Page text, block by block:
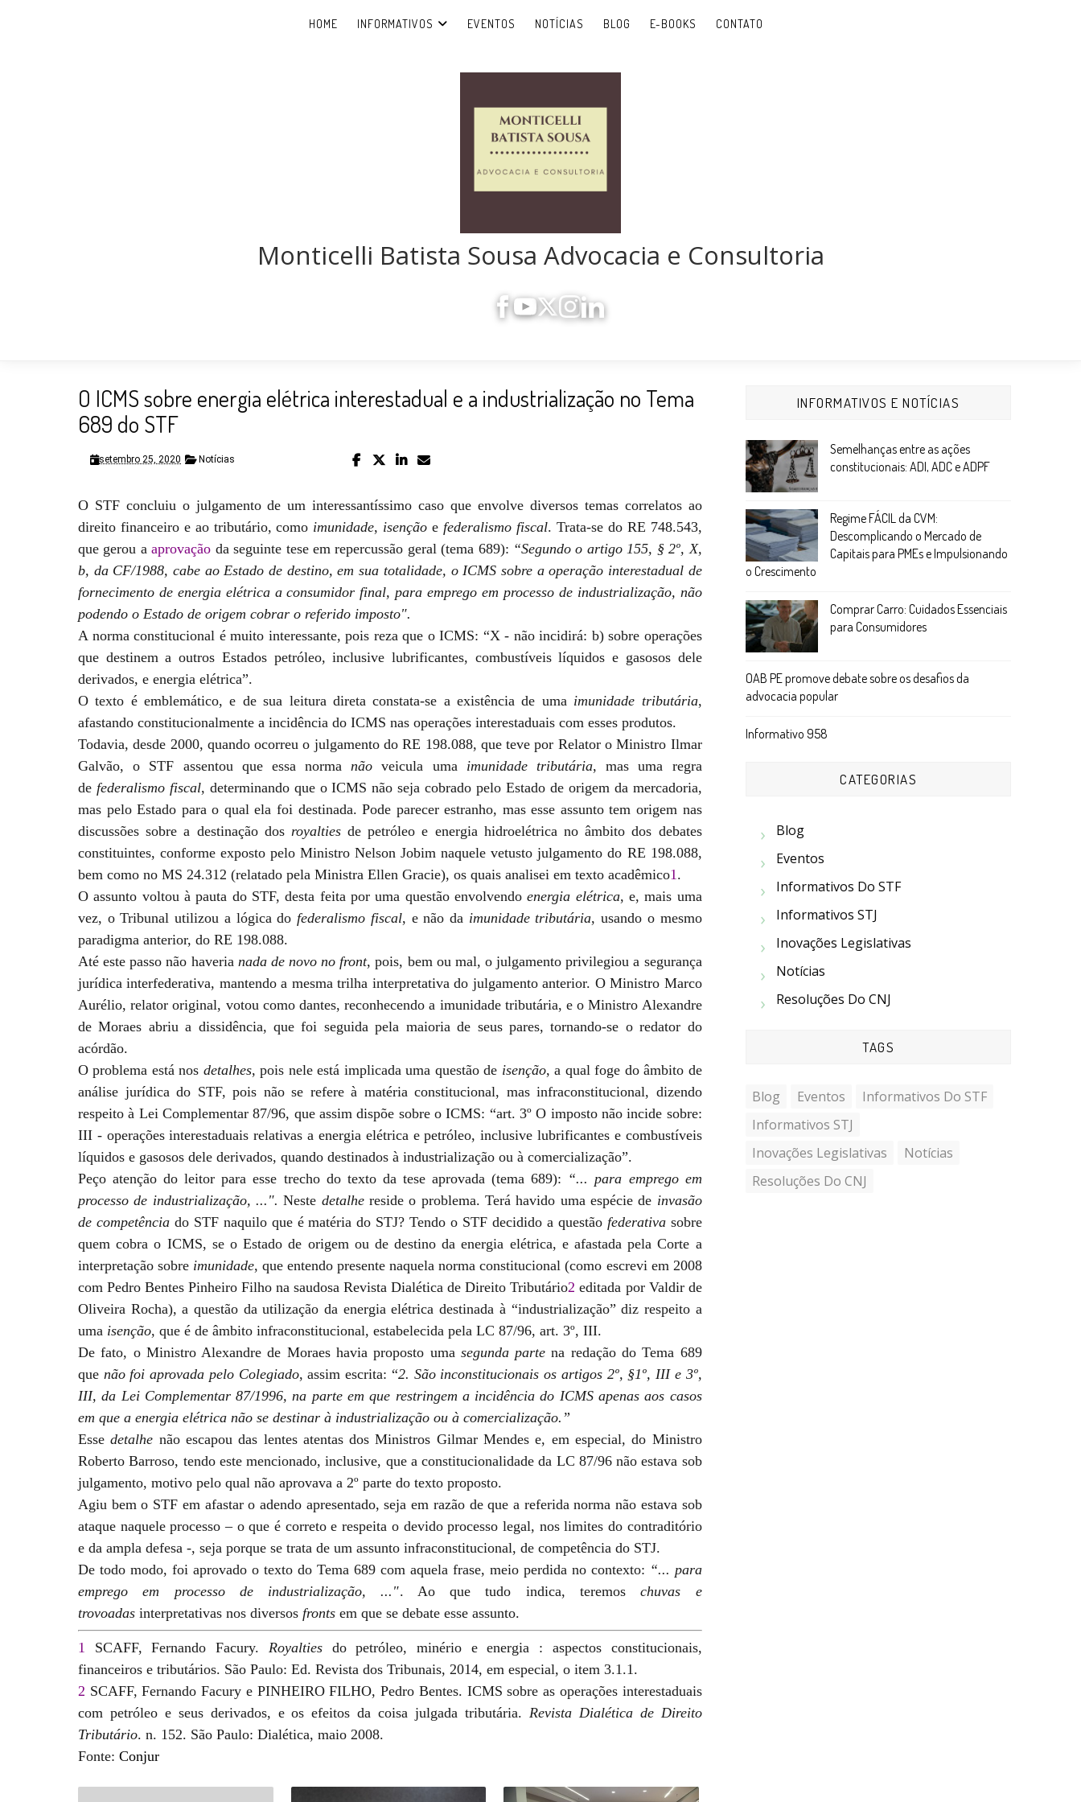
HOME INFORMATIVOS EVENTOS NOTÍCIAS BLOG E-BOOKS CONTATO
Monticelli Batista Sousa Advocacia e Consultoria
O ICMS sobre energia elétrica interestadual e a industrialização no Tema
689 do STF
setembro 25, 2020 Notícias
O STF concluiu o julgamento de um interessantíssimo caso que envolve diversos temas correlatos ao
direito financeiro e ao tributário, como imunidade, isenção e federalismo fiscal. Trata-se do RE 748.543,
que gerou a aprovação da seguinte tese em repercussão geral (tema 689): “Segundo o artigo 155, § 2º, X,
b, da CF/1988, cabe ao Estado de destino, em sua totalidade, o ICMS sobre a operação interestadual de
fornecimento de energia elétrica a consumidor final, para emprego em processo de industrialização, não
podendo o Estado de origem cobrar o referido imposto".
A norma constitucional é muito interessante, pois reza que o ICMS: “X - não incidirá: b) sobre operações
que destinem a outros Estados petróleo, inclusive lubrificantes, combustíveis líquidos e gasosos dele
derivados, e energia elétrica”.
O texto é emblemático, e de sua leitura direta constata-se a existência de uma imunidade tributária,
afastando constitucionalmente a incidência do ICMS nas operações interestaduais com esses produtos.
Todavia, desde 2000, quando ocorreu o julgamento do RE 198.088, que teve por Relator o Ministro Ilmar
Galvão, o STF assentou que essa normanão veicula uma imunidade tributária, mas uma regra
de federalismo fiscal, determinando que o ICMS não seja cobrado pelo Estado de origem da mercadoria,
mas pelo Estado para o qual ela foi destinada. Pode parecer estranho, mas esse assunto tem origem nas
discussões sobre a destinação dos royaltiesde petróleo e energia hidroelétrica no âmbito dos debates
constituintes, conforme exposto pelo Ministro Nelson Jobim naquele vetusto julgamento do RE 198.088,
bem como no MS 24.312 (relatado pela Ministra Ellen Gracie), os quais analisei em texto acadêmico1.
O assunto voltou à pauta do STF, desta feita por uma questão envolvendoenergia elétrica, e, mais uma
vez, o Tribunal utilizou a lógica do federalismo fiscal, e não da imunidade tributária, usando o mesmo
paradigma anterior, do RE 198.088.
Até este passo não haveria nada de novo no front, pois, bem ou mal, o julgamento privilegiou a segurança
jurídica interfederativa, mantendo a mesma trilha interpretativa do julgamento anterior. O Ministro Marco
Aurélio, relator original, votou como dantes, reconhecendo a imunidade tributária, e o Ministro Alexandre
de Moraes abriu a dissidência, que foi seguida pela maioria de seus pares, tornando-se o redator do
acórdão.
O problema está nos detalhes, pois nele está implicada uma questão de isenção, a qual foge do âmbito de
análise jurídica do STF, pois não se refere à matéria constitucional, mas infraconstitucional, dizendo
respeito à Lei Complementar 87/96, que assim dispõe sobre o ICMS: “art. 3º O imposto não incide sobre:
III - operações interestaduais relativas a energia elétrica e petróleo, inclusive lubrificantes e combustíveis
líquidos e gasosos dele derivados, quando destinados à industrialização ou à comercialização”.
Peço atenção do leitor para esse trecho do texto da tese aprovada (tema 689): “... para emprego em
processo de industrialização, ...". Neste detalhereside o problema. Terá havido uma espécie de invasão
de competênciado STF naquilo que é matéria do STJ? Tendo o STF decidido a questão federativasobre
quem cobra o ICMS, se o Estado de origem ou de destino da energia elétrica, e afastada pela Corte a
interpretação sobre imunidade, que entendo presente naquela norma constitucional (como escrevi em 2008
com Pedro Bentes Pinheiro Filho na saudosa Revista Dialética de Direito Tributário2 editada por Valdir de
Oliveira Rocha), a questão da utilização da energia elétrica destinada à “industrialização” diz respeito a
uma isenção, que é de âmbito infraconstitucional, estabelecida pela LC 87/96, art. 3º, III.
De fato, o Ministro Alexandre de Moraes havia proposto uma segunda parte na redação do Tema 689
que não foi aprovada pelo Colegiado, assim escrita: “2. São inconstitucionais os artigos 2º, §1º, III e 3º,
III, da Lei Complementar 87/1996, na parte em que restringem a incidência do ICMS apenas aos casos
em que a energia elétrica não se destinar à industrialização ou à comercialização.”
Essedetalhe não escapou das lentes atentas dos Ministros Gilmar Mendes e, em especial, do Ministro
Roberto Barroso, tendo este mencionado, inclusive, que a constitucionalidade da LC 87/96 não estava sob
julgamento, motivo pelo qual não aprovava a 2º parte do texto proposto.
Agiu bem o STF em afastar o adendo apresentado, seja em razão de que a referida norma não estava sob
ataque naquele processo – o que é correto e respeita o devido processo legal, nos limites do contraditório
e da ampla defesa -, seja porque se trata de um assunto infraconstitucional, de competência do STJ.
De todo modo, foi aprovado o texto do Tema 689 com aquela frase, meio perdida no contexto: “... para
emprego em processo de industrialização, ...". Ao que tudo indica, teremoschuvas e
trovoadas interpretativas nos diversos fronts em que se debate esse assunto.
1 SCAFF, Fernando Facury. Royaltiesdo petróleo, minério e energia : aspectos constitucionais,
financeiros e tributários. São Paulo: Ed. Revista dos Tribunais, 2014, em especial, o item 3.1.1.
2 SCAFF, Fernando Facury e PINHEIRO FILHO, Pedro Bentes. ICMS sobre as operações interestaduais
com petróleo e seus derivados, e os efeitos da coisa julgada tributária. Revista Dialética de Direito
Tributário. n. 152. São Paulo: Dialética, maio 2008.
Fonte: Conjur
INFORMATIVOS E NOTÍCIAS
Semelhanças entre as ações
constitucionais: ADI, ADC e ADPF
Regime FÁCIL da CVM:
Descomplicando o Mercado de
Capitais para PMEs e Impulsionando
o Crescimento
Comprar Carro: Cuidados Essenciais
para Consumidores
OAB PE promove debate sobre os desafios da
advocacia popular
Informativo 958
CATEGORIAS
Blog
Eventos
Informativos Do STF
Informativos STJ
Inovações Legislativas
Notícias
Resoluções Do CNJ
TAGS
Blog Eventos
Informativos Do STF
Informativos STJ
Inovações Legislativas
Notícias
Resoluções Do CNJ